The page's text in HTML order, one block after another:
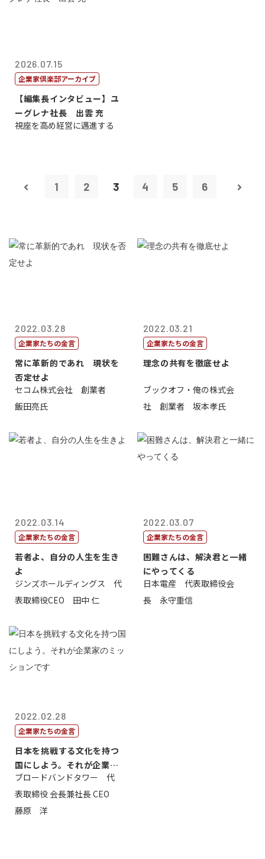
2026.07.15
企業家倶楽部アーカイブ
【編集長インタビュー】ユ
ーグレナ社長 出雲 充
視座を高め経営に邁進する
1 2 3 4 5 6
2022.03.28
企業家たちの金言
常に革新的であれ 現状を
否定せよ
セコム株式会社 創業者
飯田亮氏
2022.03.21
企業家たちの金言
理念の共有を徹底せよ
ブックオフ・俺の株式会
社 創業者 坂本孝氏
2022.03.14
企業家たちの金言
若者よ、自分の人生を生き
よ
ジンズホールディングス 代
表取締役CEO 田中 仁
2022.03.07
企業家たちの金言
困難さんは、解決君と一緒
にやってくる
日本電産 代表取締役会
長 永守重信
2022.02.28
企業家たちの金言
日本を挑戦する文化を持つ
国にしよう。それが企業家
のミッション...
ブロードバンドタワー 代
表取締役 会長兼社長 CEO
藤原 洋